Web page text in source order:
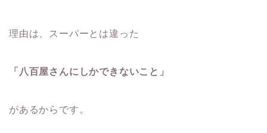
理由は、スーパーとは違った
「八百屋さんにしかできないこと」
があるからです。